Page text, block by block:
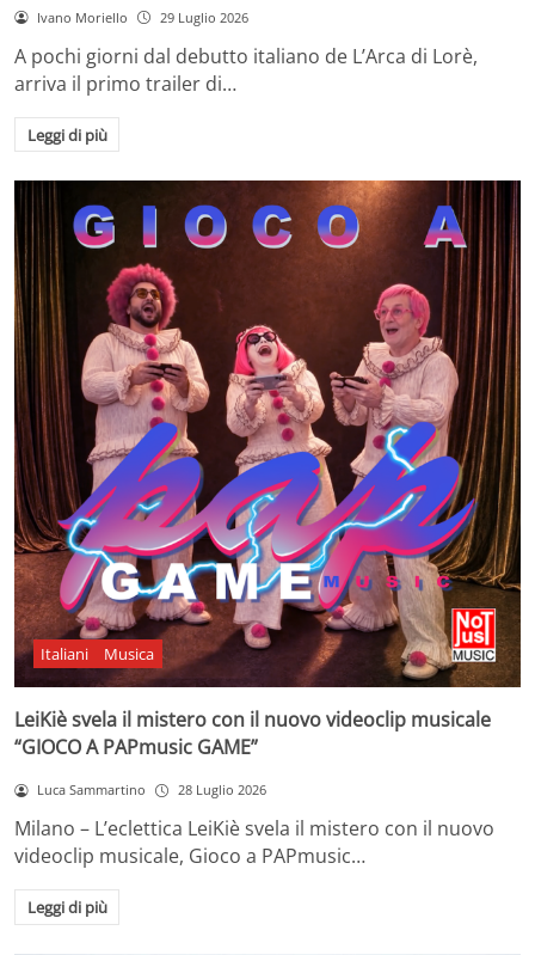
Ivano Moriello 29 Luglio 2026
A pochi giorni dal debutto italiano de L’Arca di Lorè,
arriva il primo trailer di…
Leggi di più
Italiani Musica
LeiKiè svela il mistero con il nuovo videoclip musicale
“GIOCO A PAPmusic GAME”
Luca Sammartino 28 Luglio 2026
Milano – L’eclettica LeiKiè svela il mistero con il nuovo
videoclip musicale, Gioco a PAPmusic…
Leggi di più